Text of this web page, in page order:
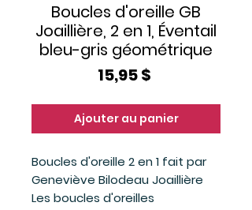
Boucles d'oreille GB
Joaillière, 2 en 1, Éventail
bleu-gris géométrique
15,95 $Prix
Ajouter au panier
Boucles d'oreille 2 en 1 fait par
Geneviève Bilodeau Joaillière
Les boucles d'oreilles